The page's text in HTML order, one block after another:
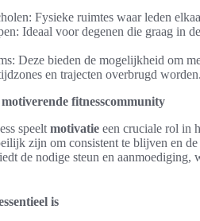
Fysieke ruimtes waar leden
Ideaal voor degenen die graag in
Deze bieden de mogelijkheid om
en trajecten overbrugd worden.
fitnesscommunity
speelt motivatie een cruciale rol in
zijn om consistent te blijven en de
de nodige steun en aanmoediging,
is